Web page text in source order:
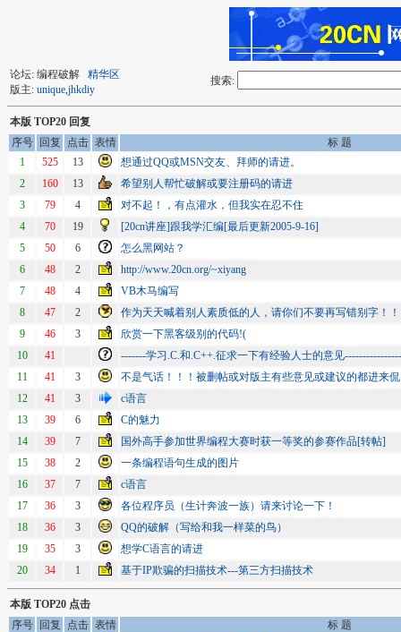
论坛: 编程破解 精华区
版主: unique,jhkdiy
搜索:
本版 TOP20 回复
序号
回复 点击 表情
标 题
1
525 13
想通过QQ或MSN交友、拜师的请进。
2
160 13
希望别人帮忙破解或要注册码的请进
3
79 4
对不起！，有点灌水，但我实在忍不住
4
70 19
[20cn讲座]跟我学汇编[最后更新2005-9-16]
5
50 6
怎么黑网站？
6
48 2
http://www.20cn.org/~xiyang
7
48 4
VB木马编写
8
47 2
作为天天喊着别人素质低的人，请你们不要再写错别字！
9
46 3
欣赏一下黑客级别的代码!(
10
41
-------学习.C.和.C++.征求一下有经验人士的意见
11
41 3
不是气话！！！被删帖或对版主有些意见或建议的都进来侃
12
41 3
c语言
13
39 6
C的魅力
14
39 7
国外高手参加世界编程大赛时获一等奖的参赛作品[转帖]
15
38 2
一条编程语句生成的图片
16
37 7
c语言
17
36 3
各位程序员（生计奔波一族）请来讨论一下！
18
36 3
QQ的破解（写给和我一样菜的鸟）
19
35 3
想学C语言的请进
20
34 1 基于IP欺骗的扫描技术---第三方扫描技术
本版 TOP20 点击
序号
回复 点击 表情
标 题